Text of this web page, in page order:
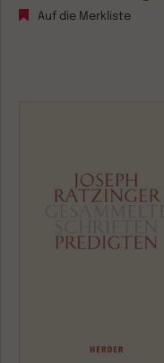
Auf die Merkliste